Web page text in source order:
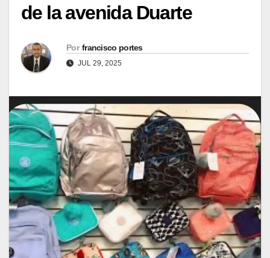
de la avenida Duarte
Por francisco portes
JUL 29, 2025